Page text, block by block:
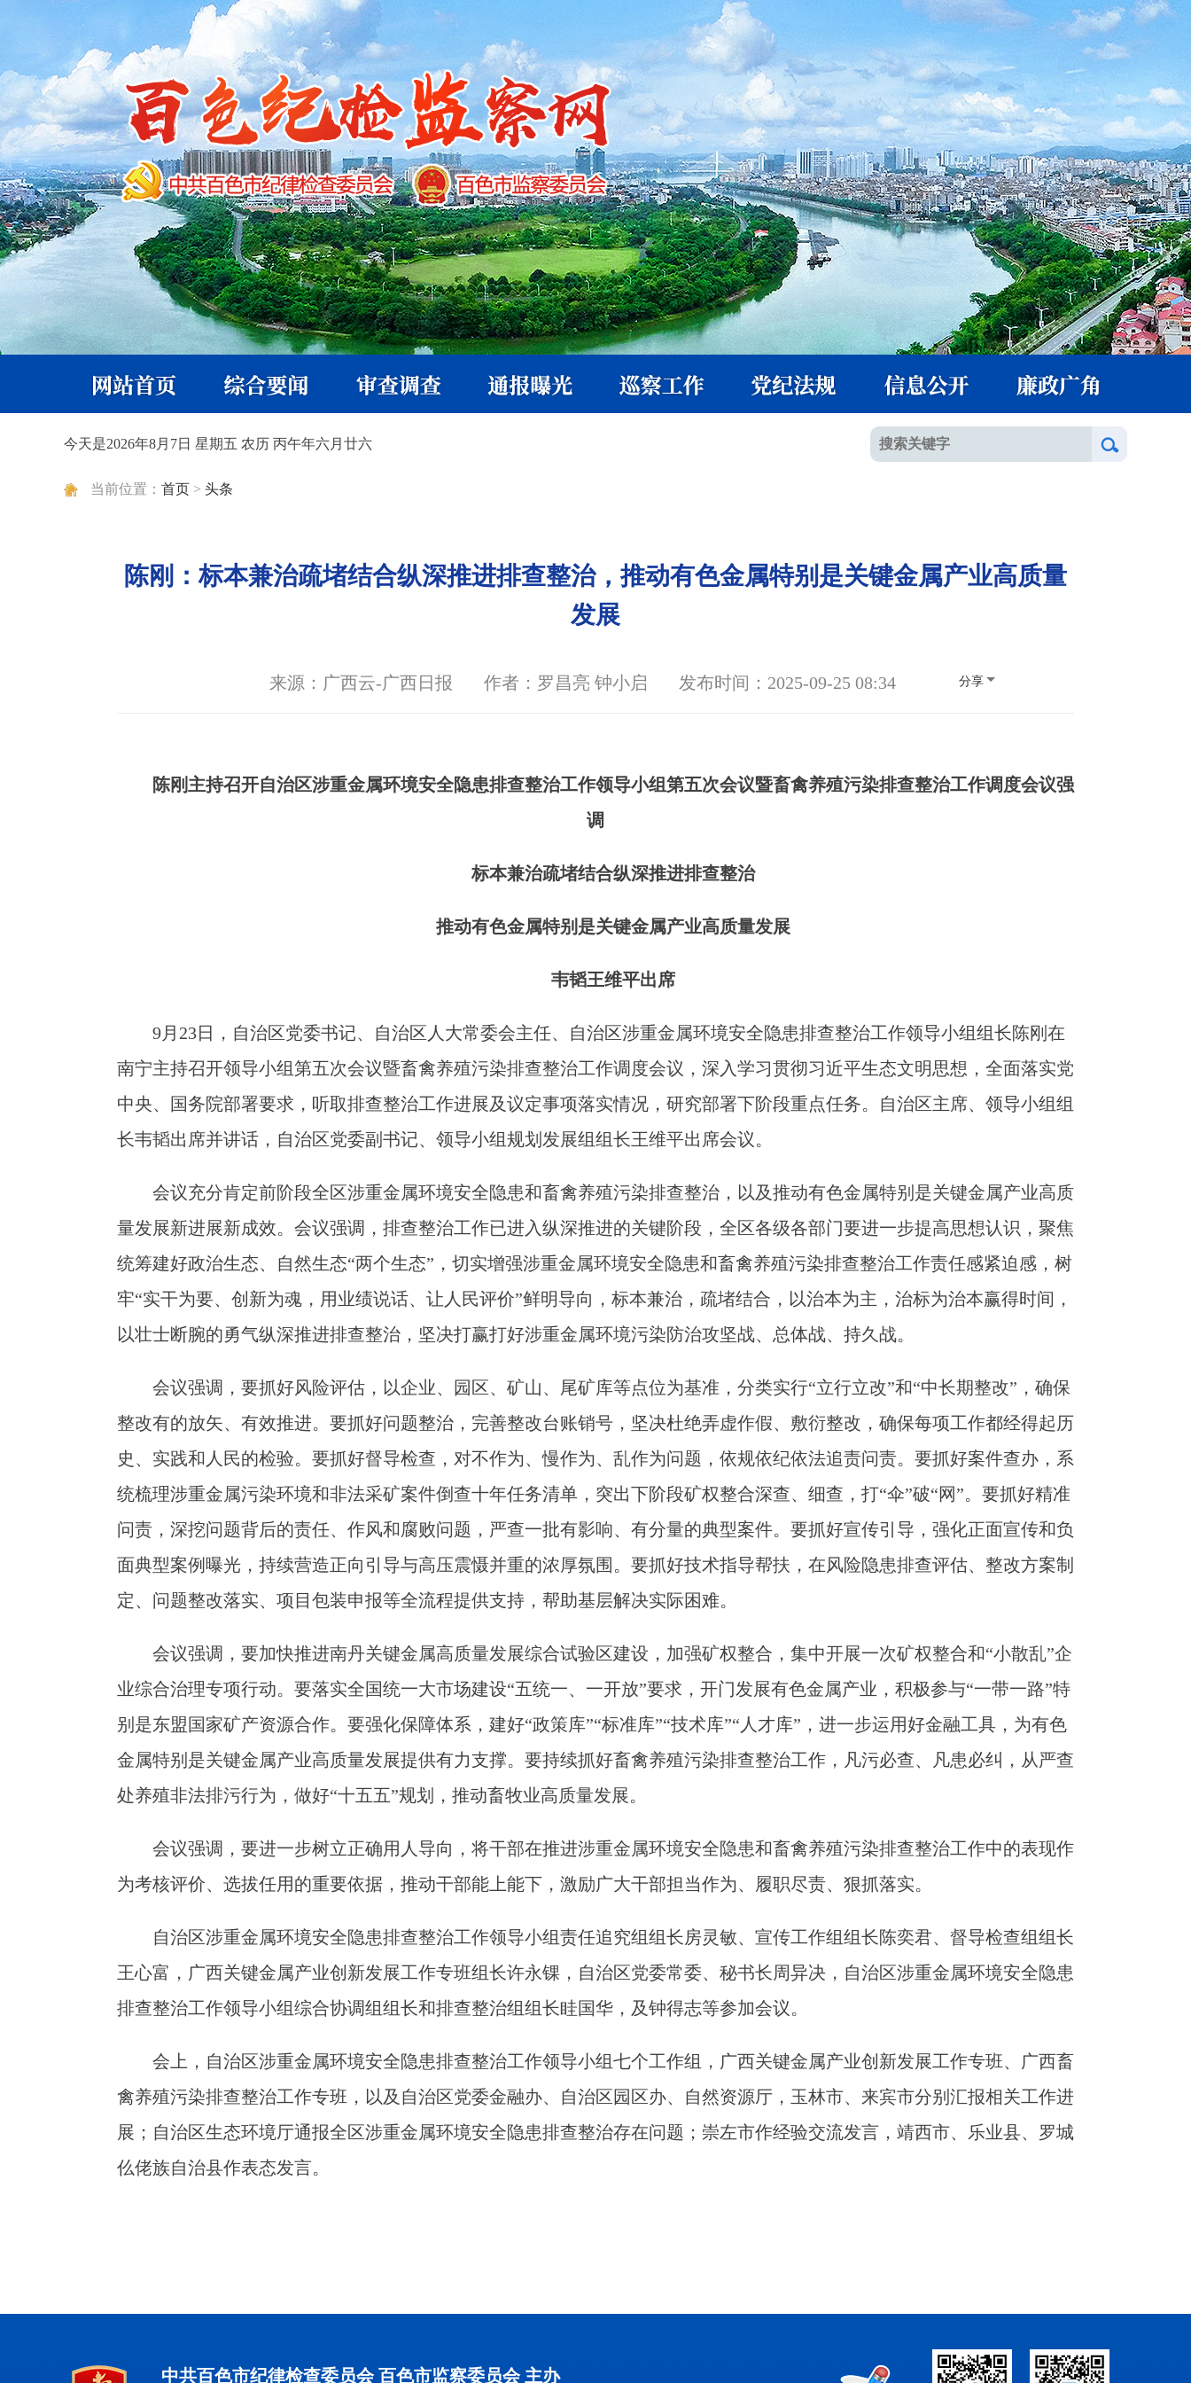
今天是2026年8月7日 星期五 农历 丙午年六月廿六
当前位置： 首页 > 头条
陈刚：标本兼治疏堵结合纵深推进排查整治，推动有色金属特别是关键金属产业高质量
发展
来源：广西云-广西日报 作者：罗昌亮 钟小启 发布时间：2025-09-25 08:34 分享
陈刚主持召开自治区涉重金属环境安全隐患排查整治工作领导小组第五次会议暨畜禽养殖污染排查整治工作调度会议强
调
标本兼治疏堵结合纵深推进排查整治
推动有色金属特别是关键金属产业高质量发展
韦韬王维平出席
9月23日，自治区党委书记、自治区人大常委会主任、自治区涉重金属环境安全隐患排查整治工作领导小组组长陈刚在
南宁主持召开领导小组第五次会议暨畜禽养殖污染排查整治工作调度会议，深入学习贯彻习近平生态文明思想，全面落实党
中央、国务院部署要求，听取排查整治工作进展及议定事项落实情况，研究部署下阶段重点任务。自治区主席、领导小组组
长韦韬出席并讲话，自治区党委副书记、领导小组规划发展组组长王维平出席会议。
会议充分肯定前阶段全区涉重金属环境安全隐患和畜禽养殖污染排查整治，以及推动有色金属特别是关键金属产业高质
量发展新进展新成效。会议强调，排查整治工作已进入纵深推进的关键阶段，全区各级各部门要进一步提高思想认识，聚焦
统筹建好政治生态、自然生态“两个生态”，切实增强涉重金属环境安全隐患和畜禽养殖污染排查整治工作责任感紧迫感，树
牢“实干为要、创新为魂，用业绩说话、让人民评价”鲜明导向，标本兼治，疏堵结合，以治本为主，治标为治本赢得时间，
以壮士断腕的勇气纵深推进排查整治，坚决打赢打好涉重金属环境污染防治攻坚战、总体战、持久战。
会议强调，要抓好风险评估，以企业、园区、矿山、尾矿库等点位为基准，分类实行“立行立改”和“中长期整改”，确保
整改有的放矢、有效推进。要抓好问题整治，完善整改台账销号，坚决杜绝弄虚作假、敷衍整改，确保每项工作都经得起历
史、实践和人民的检验。要抓好督导检查，对不作为、慢作为、乱作为问题，依规依纪依法追责问责。要抓好案件查办，系
统梳理涉重金属污染环境和非法采矿案件倒查十年任务清单，突出下阶段矿权整合深查、细查，打“伞”破“网”。要抓好精准
问责，深挖问题背后的责任、作风和腐败问题，严查一批有影响、有分量的典型案件。要抓好宣传引导，强化正面宣传和负
面典型案例曝光，持续营造正向引导与高压震慑并重的浓厚氛围。要抓好技术指导帮扶，在风险隐患排查评估、整改方案制
定、问题整改落实、项目包装申报等全流程提供支持，帮助基层解决实际困难。
会议强调，要加快推进南丹关键金属高质量发展综合试验区建设，加强矿权整合，集中开展一次矿权整合和“小散乱”企
业综合治理专项行动。要落实全国统一大市场建设“五统一、一开放”要求，开门发展有色金属产业，积极参与“一带一路”特
别是东盟国家矿产资源合作。要强化保障体系，建好“政策库”“标准库”“技术库”“人才库”，进一步运用好金融工具，为有色
金属特别是关键金属产业高质量发展提供有力支撑。要持续抓好畜禽养殖污染排查整治工作，凡污必查、凡患必纠，从严查
处养殖非法排污行为，做好“十五五”规划，推动畜牧业高质量发展。
会议强调，要进一步树立正确用人导向，将干部在推进涉重金属环境安全隐患和畜禽养殖污染排查整治工作中的表现作
为考核评价、选拔任用的重要依据，推动干部能上能下，激励广大干部担当作为、履职尽责、狠抓落实。
自治区涉重金属环境安全隐患排查整治工作领导小组责任追究组组长房灵敏、宣传工作组组长陈奕君、督导检查组组长
王心富，广西关键金属产业创新发展工作专班组长许永锞，自治区党委常委、秘书长周异决，自治区涉重金属环境安全隐患
排查整治工作领导小组综合协调组组长和排查整治组组长眭国华，及钟得志等参加会议。
会上，自治区涉重金属环境安全隐患排查整治工作领导小组七个工作组，广西关键金属产业创新发展工作专班、广西畜
禽养殖污染排查整治工作专班，以及自治区党委金融办、自治区园区办、自然资源厅，玉林市、来宾市分别汇报相关工作进
展；自治区生态环境厅通报全区涉重金属环境安全隐患排查整治存在问题；崇左市作经验交流发言，靖西市、乐业县、罗城
仫佬族自治县作表态发言。
中共百色市纪律检查委员会 百色市监察委员会 主办